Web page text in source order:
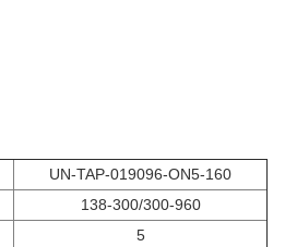
UN-TAP-019096-ON5-160
138-300/300-960
5